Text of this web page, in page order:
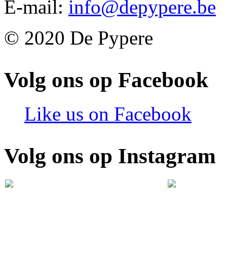
E-mail: info@depypere.be
© 2020 De Pypere
Volg ons op Facebook
Like us on Facebook
Volg ons op Instagram